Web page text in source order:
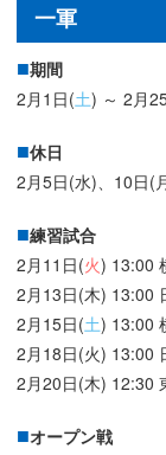
一軍
期間
2月1日(土) ～ 2月
休日
2月5日(水)、10日(
練習試合
2月11日(火) 13:00
2月13日(木) 13:00
2月15日(土) 13:00
2月18日(火) 13:00
2月20日(木) 12:30
オープン戦